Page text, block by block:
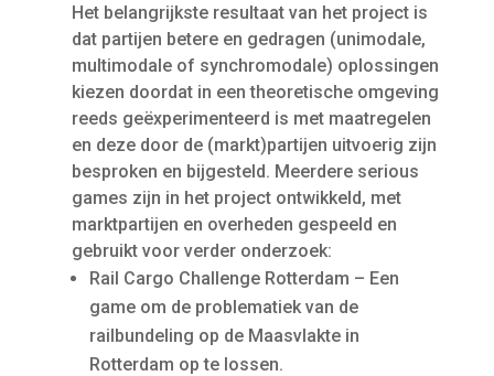
Het belangrijkste resultaat van het project is
dat partijen betere en gedragen (unimodale,
multimodale of synchromodale) oplossingen
kiezen doordat in een theoretische omgeving
reeds geëxperimenteerd is met maatregelen
en deze door de (markt)­partijen uitvoerig zijn
besproken en bijgesteld. Meerdere serious
games zijn in het project ontwikkeld, met
marktpartijen en overheden gespeeld en
gebruikt voor verder onderzoek:
Rail Cargo Challenge Rotterdam – Een
game om de problematiek van de
railbundeling op de Maasvlakte in
Rotterdam op te lossen.